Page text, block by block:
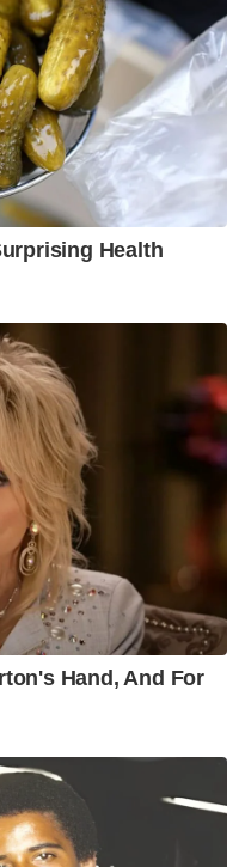
Health
Hand, And For